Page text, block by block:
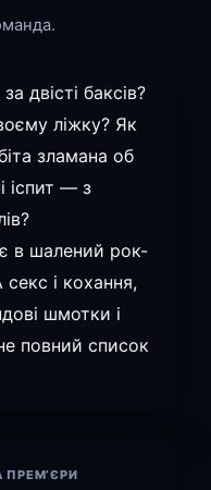
двісті баксів?
ліжку? Як
зламана об
іспит — з
в шалений рок-
і кохання,
шмотки і
повний список
ПРЕМ’ЄРИ